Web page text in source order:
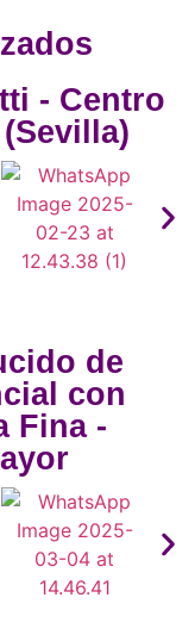
- Centro
de
con
Fina -